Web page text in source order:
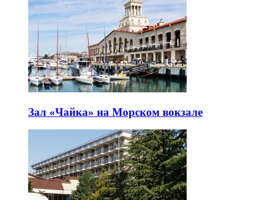
Зал «Чайка» на Морском вокзале